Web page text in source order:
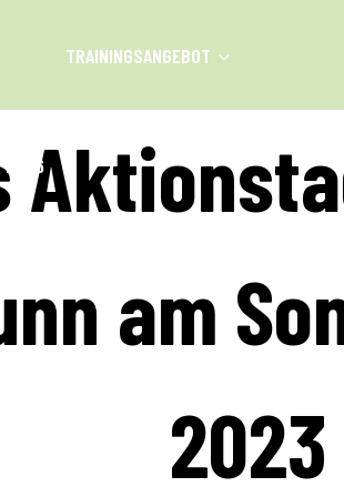
TRAININGSANGEBOT
2026
am
2023